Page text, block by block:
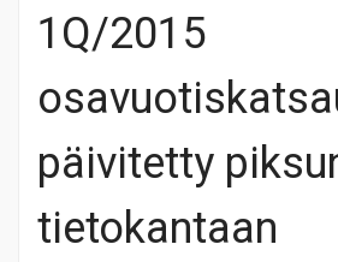
1Q/2015
päivitetty
tietokantaan